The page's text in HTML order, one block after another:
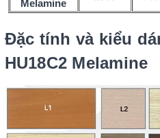
Melamine
Đặc tính và kiểu
HU18C2 Melamine